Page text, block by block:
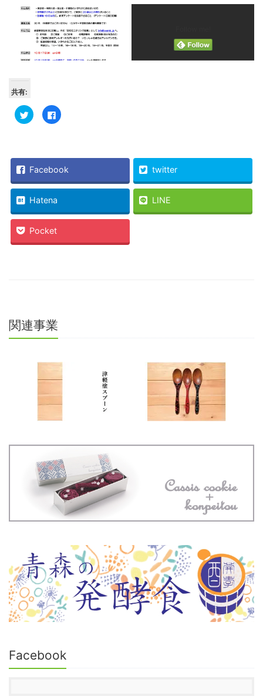
共有:
ク
リ
共
有
(新
し
い
ウ
ィ
ン
ド
ウ
開
Facebook
で
ク
リ
ッ
ク
く
だ
し
す)
Facebook twitter
Hatena LINE
Pocket
関連事業
Facebook